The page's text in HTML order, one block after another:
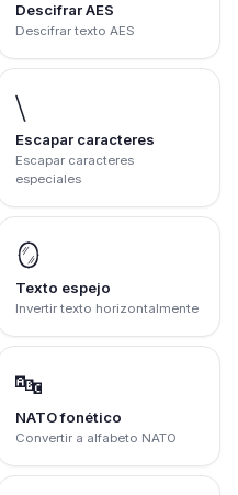
Descifrar AES
Descifrar texto AES
⧹
Escapar caracteres
Escapar caracteres
especiales
🪞
Texto espejo
Invertir texto horizontalmente
🔤
NATO fonético
Convertir a alfabeto NATO